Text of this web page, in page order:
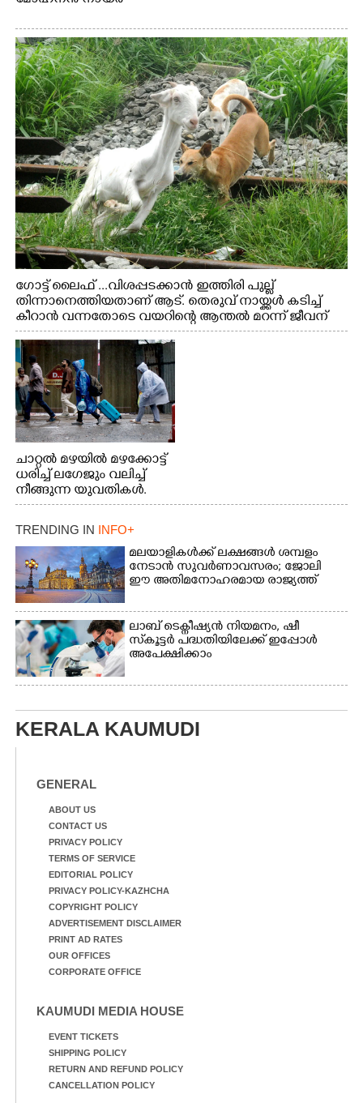
ഗോട്ട് ലൈഫ് ...വിശപ്പടക്കാൻ ഇത്തിരി പുല്ല്
തിന്നാനെത്തിയതാണ് ആട്. തെരുവ് നായ്ക്കൾ കടിച്ച്
കീറാൻ വന്നതോടെ വയറിന്റെ ആന്തൽ മറന്ന് ജീവന്
വേണ്ടിയായി ഓട്ടം. എറണാകുളം വാത്തുരുത്തിയിൽ
നിന്നുള്ള കാഴ്ച
ചാറ്റൽ മഴയിൽ മഴക്കോട്ട്
ധരിച്ച് ലഗേജും വലിച്ച്
നീങ്ങുന്ന യുവതികൾ.
എറണാകുളം മേനകയിൽ
നിന്നുള്ള കാഴ്ച
TRENDING IN INFO+
മലയാളികൾക്ക് ലക്ഷങ്ങൾ ശമ്പളം
നേടാൻ സുവർണാവസരം; ജോലി
ഈ അതിമനോഹരമായ രാജ്യത്ത്
ലാബ് ടെക്നീഷ്യൻ നിയമനം, ഷീ
സ്‌കൂട്ടർ പദ്ധതിയിലേക്ക് ഇപ്പോൾ
അപേക്ഷിക്കാം
KERALA KAUMUDI
GENERAL
ABOUT US
CONTACT US
PRIVACY POLICY
TERMS OF SERVICE
EDITORIAL POLICY
PRIVACY POLICY-KAZHCHA
COPYRIGHT POLICY
ADVERTISEMENT DISCLAIMER
PRINT AD RATES
OUR OFFICES
CORPORATE OFFICE
KAUMUDI MEDIA HOUSE
EVENT TICKETS
SHIPPING POLICY
RETURN AND REFUND POLICY
CANCELLATION POLICY